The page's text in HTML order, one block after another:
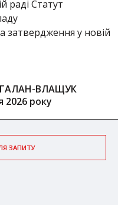
раді Статут
у новій
ГАЛАН-ВЛАЩУК
2026 року
ЗАПИТУ